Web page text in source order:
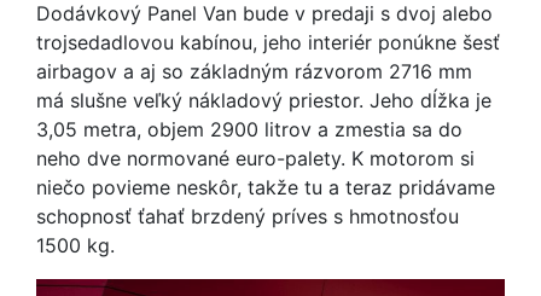
Dodávkový Panel Van bude v predaji s dvoj alebo
trojsedadlovou kabínou, jeho interiér ponúkne šesť
airbagov a aj so základným rázvorom 2716 mm
má slušne veľký nákladový priestor. Jeho dĺžka je
3,05 metra, objem 2900 litrov a zmestia sa do
neho dve normované euro-palety. K motorom si
niečo povieme neskôr, takže tu a teraz pridávame
schopnosť ťahať brzdený príves s hmotnosťou
1500 kg.